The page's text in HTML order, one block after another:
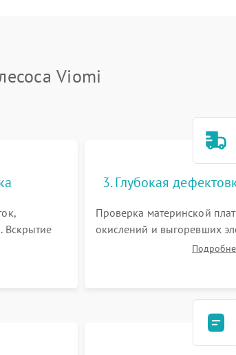
Viomi
Вскрытие
внутренних
3. Глубокая
Проверка материнской
окислений и выгоревших
цепей питания,